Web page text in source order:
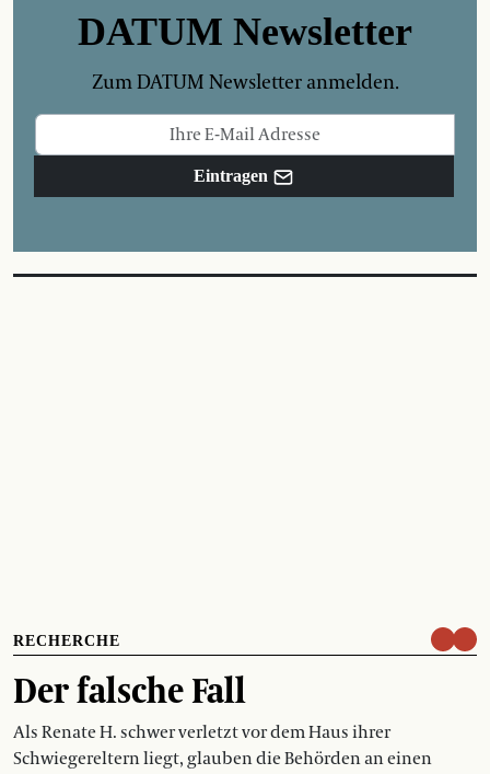
DATUM Newsletter
Zum DATUM Newsletter anmelden.
Eintragen
RECHERCHE
Der falsche Fall
Als Renate H. schwer verletzt vor dem Haus ihrer
Schwiegereltern liegt, glauben die Behörden an einen